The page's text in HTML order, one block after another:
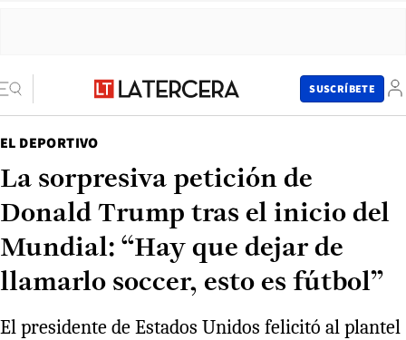
SUSCRÍBETE
EL DEPORTIVO
La sorpresiva petición de
Donald Trump tras el inicio del
Mundial: “Hay que dejar de
llamarlo soccer, esto es fútbol”
El presidente de Estados Unidos felicitó al plantel